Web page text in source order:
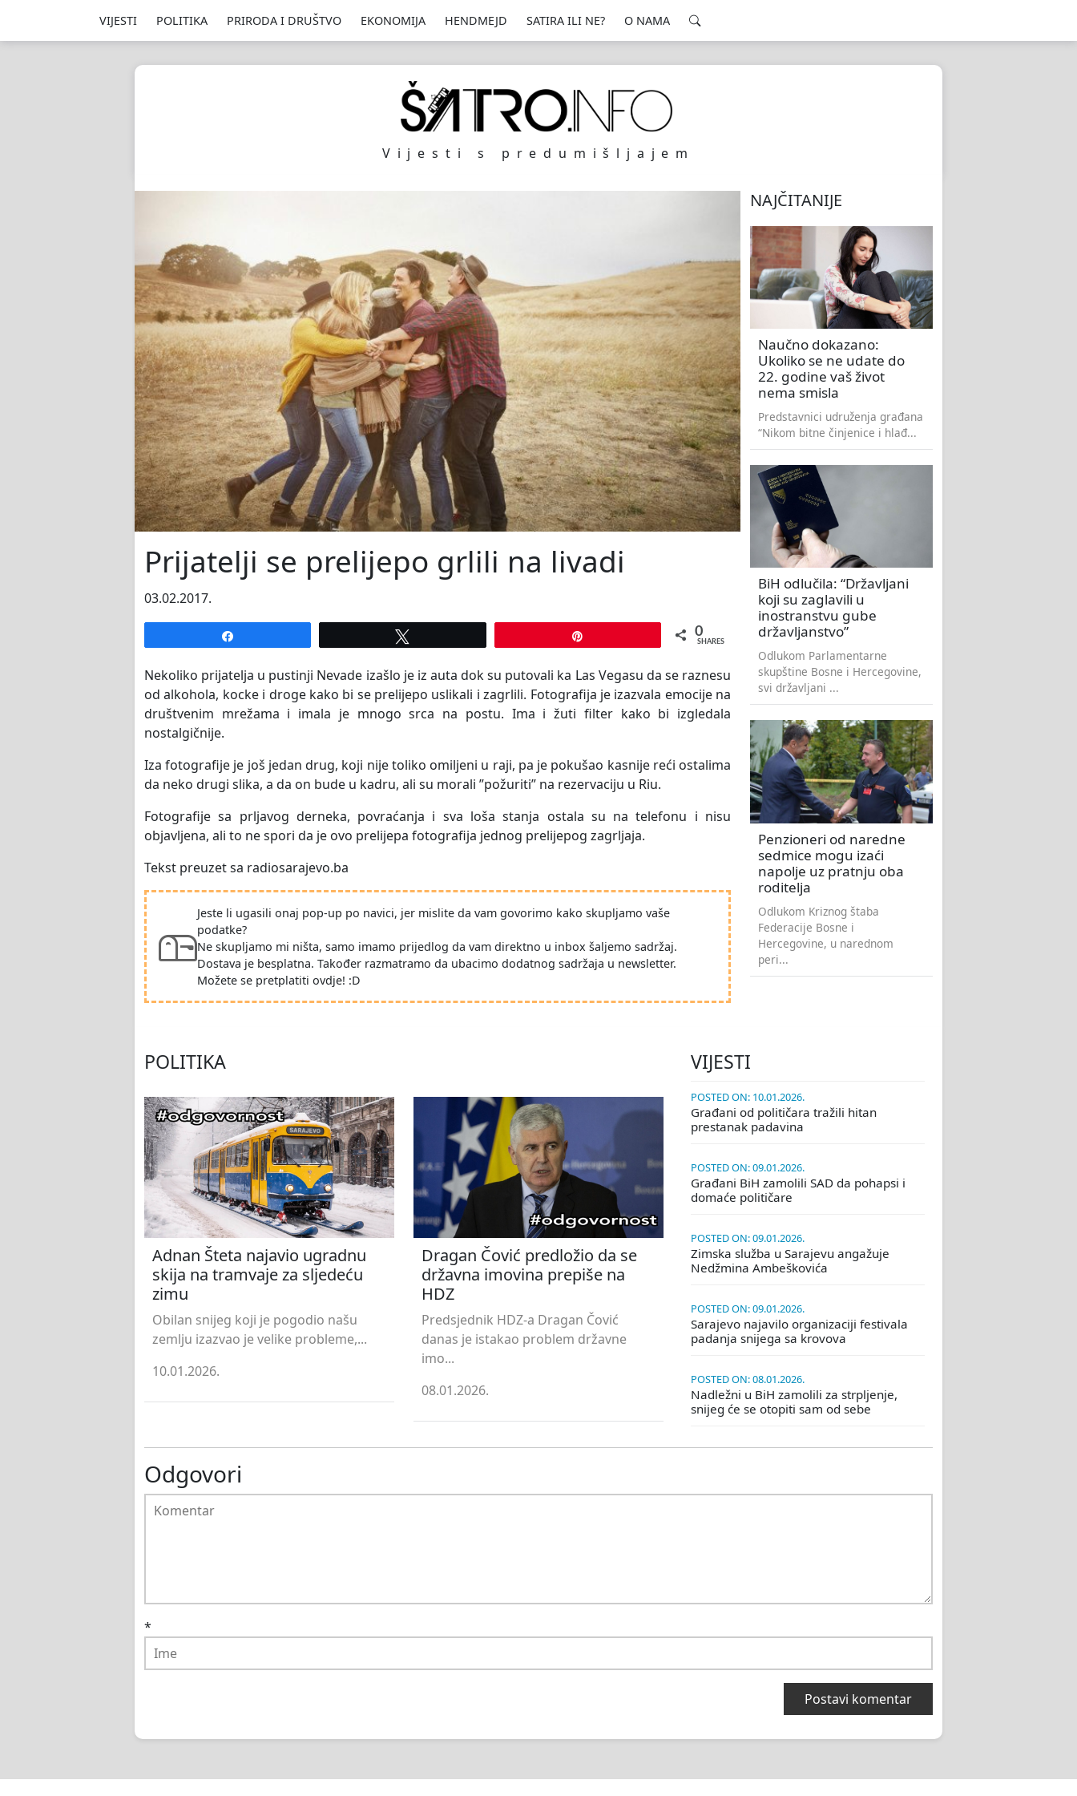
VIJESTI POLITIKA PRIRODA I DRUŠTVO EKONOMIJA HENDMEJD SATIRA ILI NE? O NAMA
Vijesti s predumišljajem
Prijatelji se prelijepo grlili na livadi
03.02.2017.
0
SHARES
Nekoliko prijatelja u pustinji Nevade izašlo je iz auta dok su putovali ka Las Vegasu da se raznesu
od alkohola, kocke i droge kako bi se prelijepo uslikali i zagrlili. Fotografija je izazvala emocije na
društvenim mrežama i imala je mnogo srca na postu. Ima i žuti filter kako bi izgledala
nostalgičnije.
Iza fotografije je još jedan drug, koji nije toliko omiljeni u raji, pa je pokušao kasnije reći ostalima
da neko drugi slika, a da on bude u kadru, ali su morali ”požuriti” na rezervaciju u Riu.
Fotografije sa prljavog derneka, povraćanja i sva loša stanja ostala su na telefonu i nisu
objavljena, ali to ne spori da je ovo prelijepa fotografija jednog prelijepog zagrljaja.
Tekst preuzet sa radiosarajevo.ba
Jeste li ugasili onaj pop-up po navici, jer mislite da vam govorimo kako skupljamo vaše
podatke?
Ne skupljamo mi ništa, samo imamo prijedlog da vam direktno u inbox šaljemo sadržaj.
Dostava je besplatna. Također razmatramo da ubacimo dodatnog sadržaja u newsletter.
Možete se pretplatiti ovdje! :D
NAJČITANIJE
Naučno dokazano:
Ukoliko se ne udate do
22. godine vaš život
nema smisla
Predstavnici udruženja građana
“Nikom bitne činjenice i hlađ...
BiH odlučila: “Državljani
koji su zaglavili u
inostranstvu gube
državljanstvo”
Odlukom Parlamentarne
skupštine Bosne i Hercegovine,
svi državljani ...
Penzioneri od naredne
sedmice mogu izaći
napolje uz pratnju oba
roditelja
Odlukom Kriznog štaba
Federacije Bosne i
Hercegovine, u narednom
peri...
POLITIKA
Adnan Šteta najavio ugradnu
skija na tramvaje za sljedeću
zimu
Obilan snijeg koji je pogodio našu
zemlju izazvao je velike probleme,...
10.01.2026.
Dragan Čović predložio da se
državna imovina prepiše na
HDZ
Predsjednik HDZ-a Dragan Čović
danas je istakao problem državne
imo...
08.01.2026.
VIJESTI
POSTED ON: 10.01.2026.
Građani od političara tražili hitan
prestanak padavina
POSTED ON: 09.01.2026.
Građani BiH zamolili SAD da pohapsi i
domaće političare
POSTED ON: 09.01.2026.
Zimska služba u Sarajevu angažuje
Nedžmina Ambeškovića
POSTED ON: 09.01.2026.
Sarajevo najavilo organizaciji festivala
padanja snijega sa krovova
POSTED ON: 08.01.2026.
Nadležni u BiH zamolili za strpljenje,
snijeg će se otopiti sam od sebe
Odgovori
*